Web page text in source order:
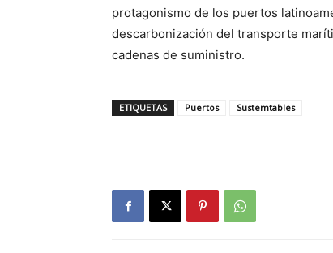
protagonismo de los puertos
descarbonización del transporte
cadenas de suministro.
ETIQUETAS Puertos Sustemtables